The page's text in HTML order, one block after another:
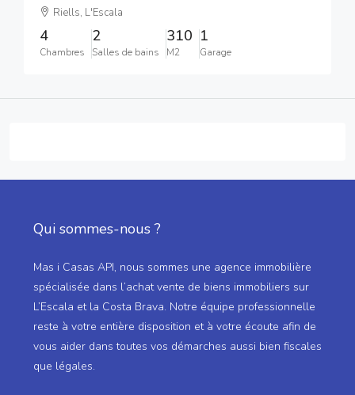
Riells, L'Escala
4
Chambres
2
Salles de bains
310
M2
1
Garage
Qui sommes-nous ?
Mas i Casas API, nous sommes une agence immobilière
spécialisée dans l’achat vente de biens immobiliers sur
L’Escala et la Costa Brava. Notre équipe professionnelle
reste à votre entière disposition et à votre écoute afin de
vous aider dans toutes vos démarches aussi bien fiscales
que légales.